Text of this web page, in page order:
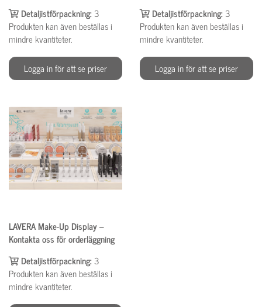
Detaljistförpackning:3
Produkten kan även beställas i
mindre kvantiteter.
Logga in för att se priser
Detaljistförpackning:3
Produkten kan även beställas i
mindre kvantiteter.
Logga in för att se priser
LAVERA Make-Up Display –
Kontakta oss för orderläggning
Detaljistförpackning:3
Produkten kan även beställas i
mindre kvantiteter.